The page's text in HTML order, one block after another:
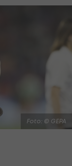
Foto: © GEPA